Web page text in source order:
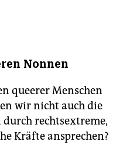
um eine
live auf YouTube
Nonnen
queerer Menschen
wir nicht auch die
rechtsextreme,
Kräfte ansprechen?